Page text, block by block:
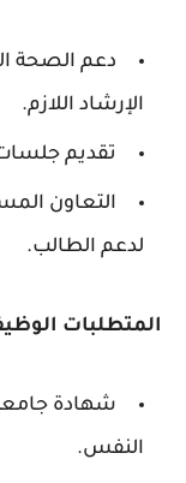
دعم الصحة
الإرشاد اللازم.
تقديم
التعاون
لدعم الطالب.
المتطلبات
شهادة
النفس.